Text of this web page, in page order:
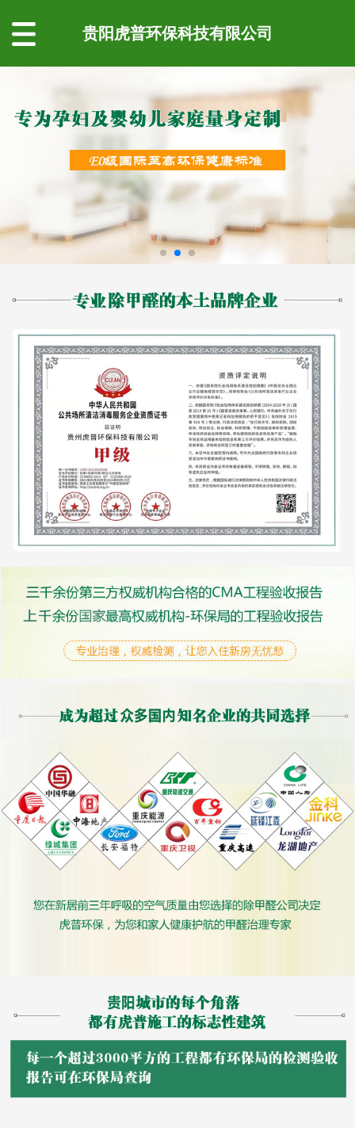
贵阳虎普环保科技有限公司